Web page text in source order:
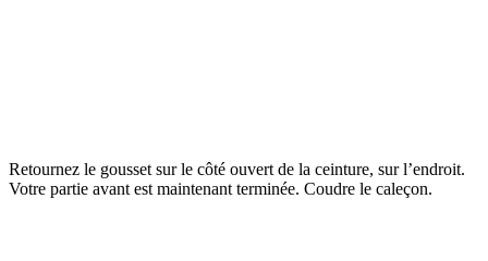
Retournez le gousset sur le côté ouvert de la ceinture, sur l’endroit.
Votre partie avant est maintenant terminée. Coudre le caleçon.